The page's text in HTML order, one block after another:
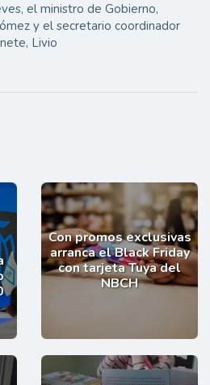
el ministro de Gobierno,
y el secretario coordinador
Livio
Con promos exclusivas
arranca el Black Friday
con tarjeta Tuya del
NBCH